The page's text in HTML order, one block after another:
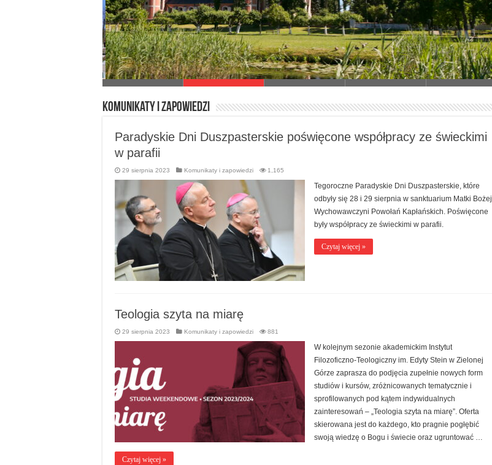
Wyższe Seminarium Duchowne
Paradyż
Komunikaty i zapowiedzi
Paradyskie Dni Duszpasterskie poświęcone współpracy ze świeckimi
w parafii
29 sierpnia 2023 Komunikaty i zapowiedzi 1,165
Tegoroczne Paradyskie Dni Duszpasterskie, które
odbyły się 28 i 29 sierpnia w sanktuarium Matki Bożej
Wychowawczyni Powołań Kapłańskich. Poświęcone
były współpracy ze świeckimi w parafii.
Czytaj więcej »
Teologia szyta na miarę
29 sierpnia 2023 Komunikaty i zapowiedzi 881
W kolejnym sezonie akademickim Instytut
Filozoficzno-Teologiczny im. Edyty Stein w Zielonej
Górze zaprasza do podjęcia zupełnie nowych form
studiów i kursów, zróżnicowanych tematycznie i
sprofilowanych pod kątem indywidualnych
zainteresowań – „Teologia szyta na miarę”. Oferta
skierowana jest do każdego, kto pragnie pogłębić
swoją wiedzę o Bogu i świecie oraz ugruntować …
Czytaj więcej »